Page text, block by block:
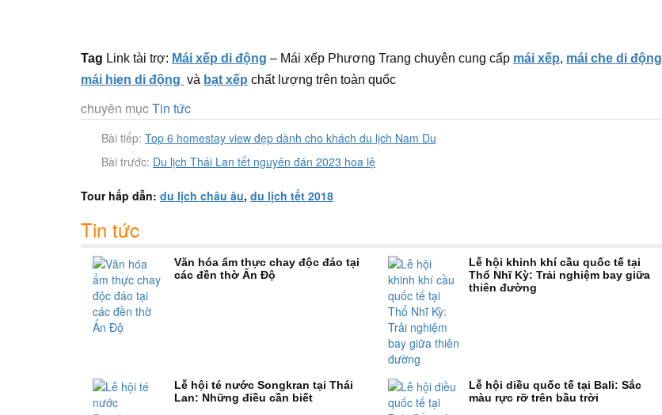
Tag Link tài trợ: Mái xếp di động – Mái xếp Phương Trang chuyên cung cấp mái xếp, mái che di động
mái hien di động và bạt xếp chất lượng trên toàn quốc
chuyên mụcTin tức
Bài tiếp: Top 6 homestay view đẹp dành cho khách du lịch Nam Du
Bài trước: Du lịch Thái Lan tết nguyên đán 2023 hoa lệ
Tour hấp dẫn: du lịch châu âu, du lịch tết 2018
Tin tức
Văn hóa ẩm thực chay độc đáo tại
các đền thờ Ấn Độ
Lễ hội khinh khí cầu quốc tế tại
Thổ Nhĩ Kỳ: Trải nghiệm bay giữa
thiên đường
Lễ hội té nước Songkran tại Thái
Lan: Những điều cần biết
Lễ hội diều quốc tế tại Bali: Sắc
màu rực rỡ trên bầu trời